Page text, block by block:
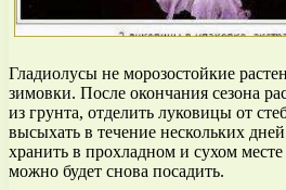
Гладиолусы не морозостойкие
зимовки. После окончания сезона
из грунта, отделить луковицы от
высыхать в течение нескольких
хранить в прохладном и сухом
можно будет снова посадить.